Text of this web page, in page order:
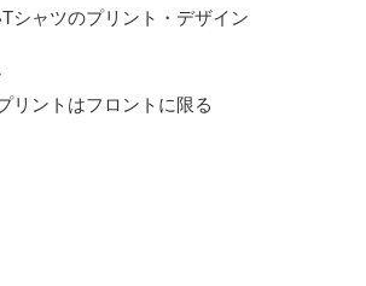
シャツのプリント・デザイン
リントはフロントに限る